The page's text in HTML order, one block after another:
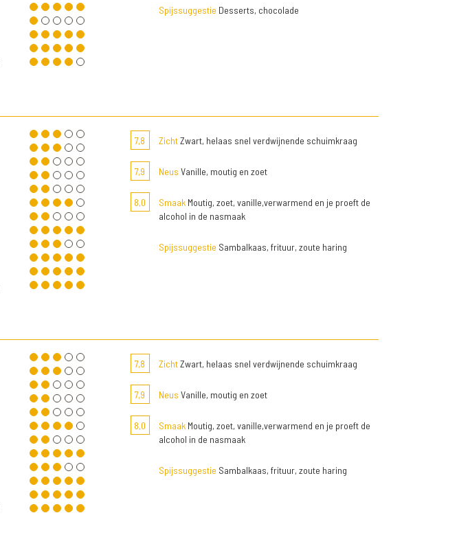
Spijssuggestie Desserts, chocolade
7,8 ZichtZwart, helaas snel verdwijnende schuimkraag
7,9 Neus Vanille, moutig en zoet
8,0 SmaakMoutig, zoet, vanille,verwarmend en je proeft de
alcohol in de nasmaak
Spijssuggestie Sambalkaas, frituur, zoute haring
7,8 ZichtZwart, helaas snel verdwijnende schuimkraag
7,9 Neus Vanille, moutig en zoet
8,0 SmaakMoutig, zoet, vanille,verwarmend en je proeft de
alcohol in de nasmaak
Spijssuggestie Sambalkaas, frituur, zoute haring